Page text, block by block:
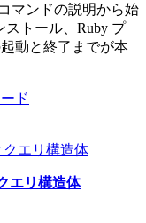
マンドの説明から始
ストール、Ruby プ
動と終了までが本
ド
エリ構造体